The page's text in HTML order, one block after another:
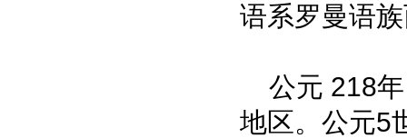
语系罗曼语
公元 218年
地区。公元5